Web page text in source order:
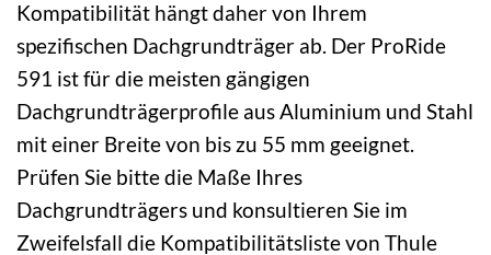
Kompatibilität hängt daher von Ihrem
spezifischen Dachgrundträger ab. Der ProRide
591 ist für die meisten gängigen
Dachgrundträgerprofile aus Aluminium und Stahl
mit einer Breite von bis zu 55 mm geeignet.
Prüfen Sie bitte die Maße Ihres
Dachgrundträgers und konsultieren Sie im
Zweifelsfall die Kompatibilitätsliste von Thule